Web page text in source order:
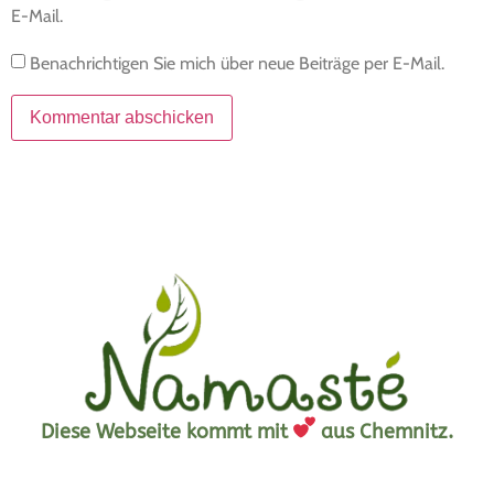
E-Mail.
Benachrichtigen Sie mich über neue Beiträge per E-Mail.
Diese Webseite kommt mit aus Chemnitz.